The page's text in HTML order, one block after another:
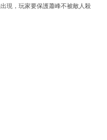
現，玩家要保護蕭峰不被敵人殺